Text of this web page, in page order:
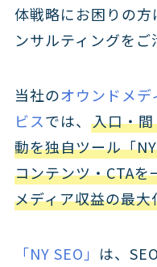
体戦略にお困りの
ンサルティングをご
当社のオウンドメデ
ビスでは、 入口・
動を独自ツール「
コンテンツ・CTAを
メディア収益の最
「NY SEO」 は、